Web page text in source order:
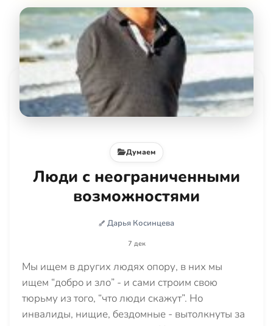
Думаем
Люди с неограниченными
возможностями
Дарья Косинцева
7 дек
Мы ищем в других людях опору, в них мы
ищем “добро и зло” - и сами строим свою
тюрьму из того, “что люди скажут”. Но
инвалиды, нищие, бездомные - вытолкнуты за